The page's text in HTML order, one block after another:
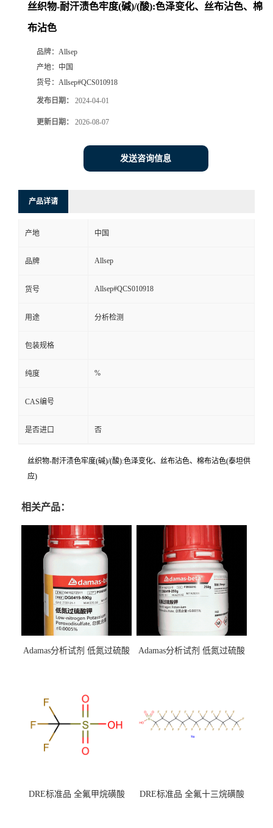
丝织物-耐汗渍色牢度(碱)/(酸):色泽变化、丝布沾色、棉
布沾色
品牌： Allsep
产地： 中国
货号： Allsep#QCS010918
发布日期： 2024-04-01
更新日期： 2026-08-07
发送咨询信息
产品详请
产地 中国
品牌 Allsep
货号 Allsep#QCS010918
用途 分析检测
包装规格
纯度 %
CAS编号
是否进口 否
丝织物-耐汗渍色牢度(碱)/(酸):色泽变化、丝布沾色、棉布沾色(泰坦供
应)
相关产品：
Adamas分析试剂 低氮过硫酸
（泰坦现货供应）
Adamas分析试剂 低氮过硫酸
DRE标准品 全氟甲烷磺酸
DRE标准品 全氟十三烷磺酸